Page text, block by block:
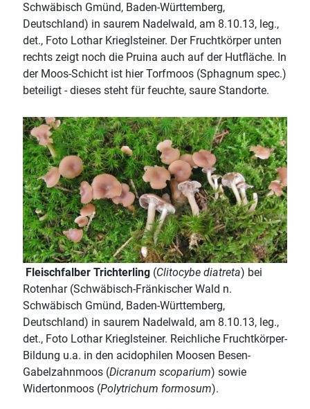
Schwäbisch Gmünd, Baden-Württemberg,
Deutschland) in saurem Nadelwald, am 8.10.13, leg.,
det., Foto Lothar Krieglsteiner. Der Fruchtkörper unten
rechts zeigt noch die Pruina auch auf der Hutfläche. In
der Moos-Schicht ist hier Torfmoos (Sphagnum spec.)
beteiligt - dieses steht für feuchte, saure Standorte.
Fleischfalber Trichterling (Clitocybe diatreta) bei
Rotenhar (Schwäbisch-Fränkischer Wald n.
Schwäbisch Gmünd, Baden-Württemberg,
Deutschland) in saurem Nadelwald, am 8.10.13, leg.,
det., Foto Lothar Krieglsteiner. Reichliche Fruchtkörper-
Bildung u.a. in den acidophilen Moosen Besen-
Gabelzahnmoos (Dicranum scoparium) sowie
Widertonmoos (Polytrichum formosum).